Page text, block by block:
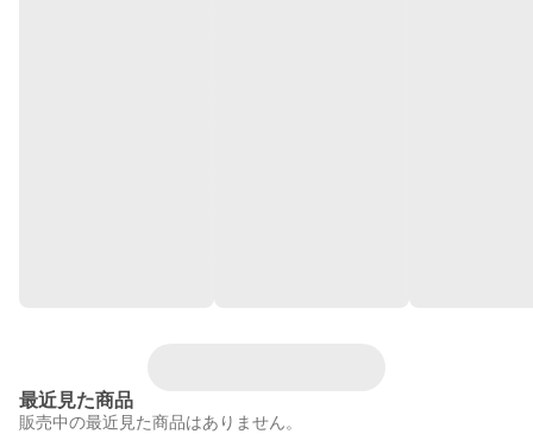
最近見た商品
販売中の最近見た商品はありません。